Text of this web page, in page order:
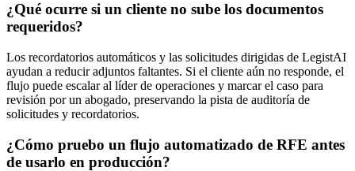
¿Qué ocurre si un cliente no sube los documentos
requeridos?
Los recordatorios automáticos y las solicitudes dirigidas de LegistAI
ayudan a reducir adjuntos faltantes. Si el cliente aún no responde, el
flujo puede escalar al líder de operaciones y marcar el caso para
revisión por un abogado, preservando la pista de auditoría de
solicitudes y recordatorios.
¿Cómo pruebo un flujo automatizado de RFE antes
de usarlo en producción?